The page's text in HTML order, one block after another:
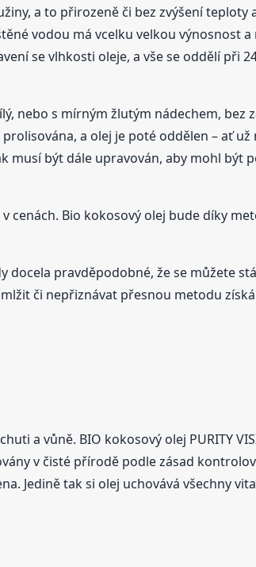
a to přirozeně či bez zvýšení teploty
vodou má vcelku velkou výnosnost a
se vlhkosti oleje, a vše se oddělí při
nebo s mírným žlutým nádechem, bez
a olej je poté oddělen – ať už
musí být dále upravován, aby mohl být
cenách. Bio kokosový olej bude díky
docela pravděpodobné, že se můžete
či nepřiznávat přesnou metodu
a vůně. BIO kokosový olej PURITY
v čisté přírodě podle zásad
Jedině tak si olej uchovává všechny